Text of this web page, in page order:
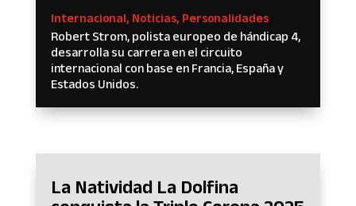
Internacional, Noticias, Personalidades
Robert Strom, polista europeo de hándicap 4,
desarrolla su carrera en el circuito
internacional con base en Francia, España y
Estados Unidos.
La Natividad La Dolfina